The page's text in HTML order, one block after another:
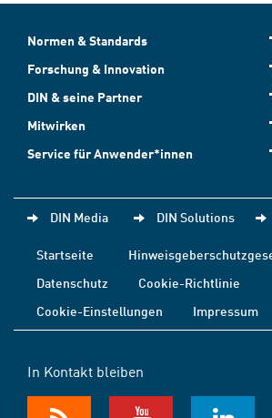
Normen & Standards
Forschung & Innovation
DIN & seine Partner
Mitwirken
Service für Anwender*innen
DIN Media DIN Solutions
Startseite
Datenschutz
Cookie-Richtlinie
Cookie-Einstellungen
Impressum
In Kontakt bleiben